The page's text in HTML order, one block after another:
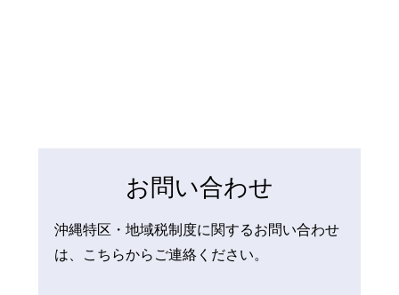
お問い合わせ
沖縄特区・地域税制度に関するお問い合わせ
は、こちらからご連絡ください。